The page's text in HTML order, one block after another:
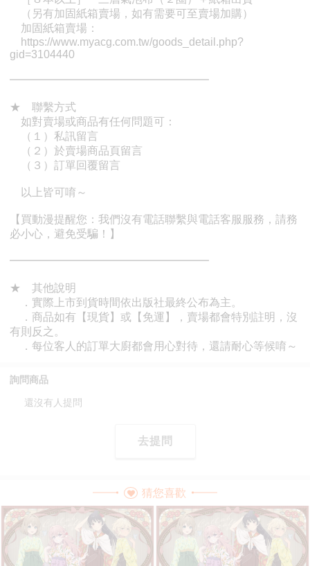
詢問商品
還沒有人提問
去提問
猜您喜歡